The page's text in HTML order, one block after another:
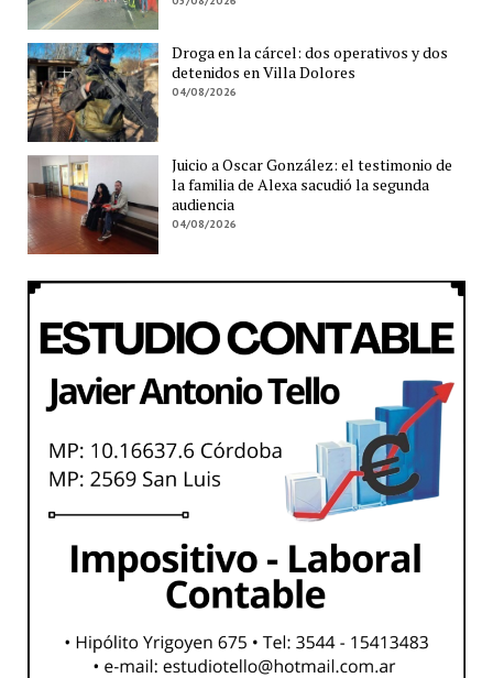
Droga en la cárcel: dos operativos y dos
detenidos en Villa Dolores
04/08/2026
Juicio a Oscar González: el testimonio de
la familia de Alexa sacudió la segunda
audiencia
04/08/2026